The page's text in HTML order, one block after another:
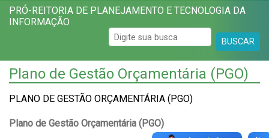
PRÓ-REITORIA DE PLANEJAMENTO E TECNOLOGIA DA
INFORMAÇÃO
BUSCAR
Plano de Gestão Orçamentária (PGO)
PLANO DE GESTÃO ORÇAMENTÁRIA (PGO)
Plano de Gestão Orçamentária (PGO)